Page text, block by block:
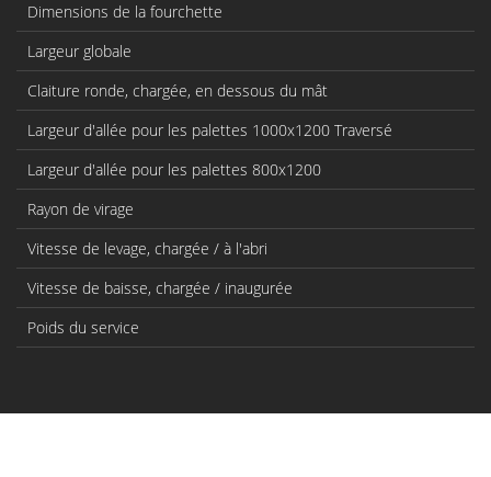
Dimensions de la fourchette
Largeur globale
Claiture ronde, chargée, en dessous du mât
Largeur d'allée pour les palettes 1000x1200 Traversé
Largeur d'allée pour les palettes 800x1200
Rayon de virage
Vitesse de levage, chargée / à l'abri
Vitesse de baisse, chargée / inaugurée
Poids du service